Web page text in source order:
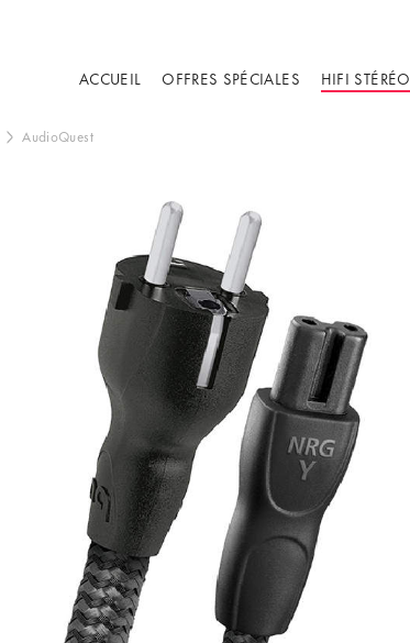
ACCUEIL OFFRES SPÉCIALES HIFI STÉRÉO
AudioQuest